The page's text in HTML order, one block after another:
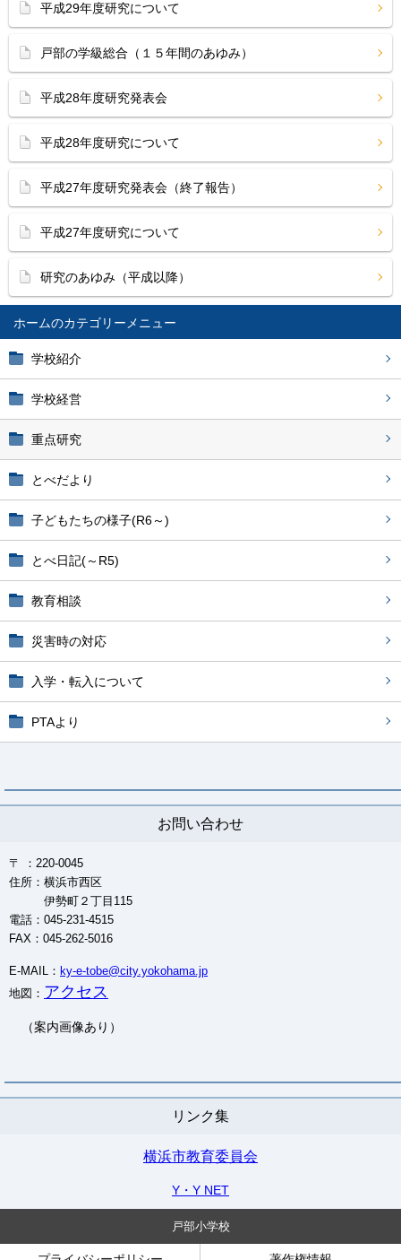
ホーム
学校紹介
学校経営
重点研究
とべだより
子どもたちの様子(R6～)
とべ日記(～R5)
教育相談
災害時の対応
入学・転入について
PTAより
お問い合わせ
〒 ：220-0045
住所：横浜市西区
伊勢町２丁目115
電話：045-231-4515
FAX：045-262-5016
E-MAIL： ky-e-tobe@city.yokohama.jp
地図： アクセス
（案内画像あり）
リンク集
横浜市教育委員会
Y・Y NET
平成29年度研究について
戸部の学級総合（１５年間のあゆみ）
平成28年度研究発表会
平成28年度研究について
平成27年度研究発表会（終了報告）
平成27年度研究について
研究のあゆみ（平成以降）
戸部小学校